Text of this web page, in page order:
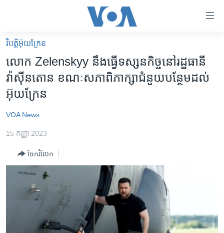
គេហទំព័រ​
ទាក់ទង
រំលង​
និង​
ចូល​
ទំព័រ​
ព័ត៌មាន​​
រំលង​
អន្តរជាតិ
អាមេរិក
ព្រឹត្តិការណ៍ព័ត៌មាន
ទូរទស្សន៍ / វីដេអូ​
វិទ្យុ / ផតខាសថ៍
វិបត្តិអ៊ុយក្រែន
លោក Zelenskyy នឹង​ធ្វើ​ទស្សនកិច្ច​នៅ​រដ្ឋធានី​
វ៉ាស៊ីនតោន​ ខណៈ​សភា​ពិភាក្សា​ជំនួយ​បន្ថែម​ដល់​
អ៊ុយក្រែន
VOA News
15 កញ្ញា 2023
ចែករំលែក